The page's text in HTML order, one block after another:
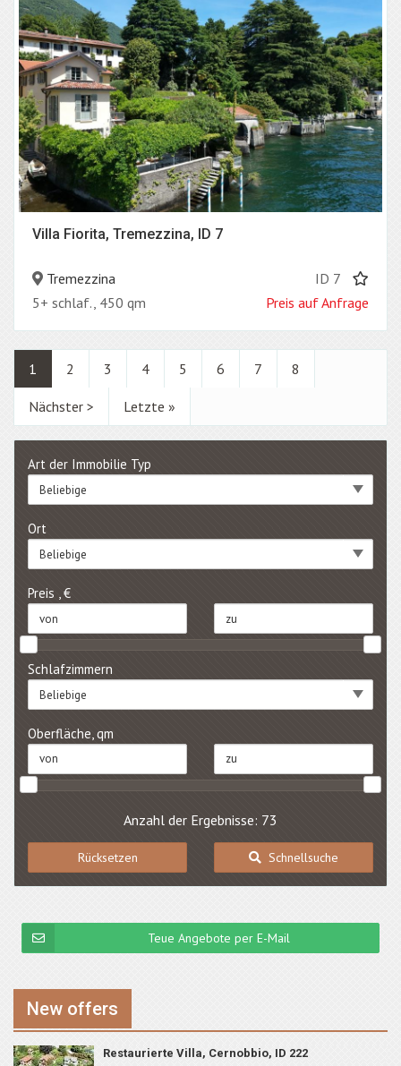
Villa Fiorita, Tremezzina, ID 7
Tremezzina
ID 7
5+ schlaf., 450 qm
Preis auf Anfrage
1 2 3 4 5 6 7 8
Nächster > Letzte »
Art der Immobilie Typ
Beliebige
Ort
Beliebige
Preis , €
Schlafzimmern
Beliebige
Oberfläche, qm
Anzahl der Ergebnisse: 73
Rücksetzen Schnellsuche
Teue Angebote per E-Mail
New offers
Restaurierte Villa, Cernobbio, ID 222